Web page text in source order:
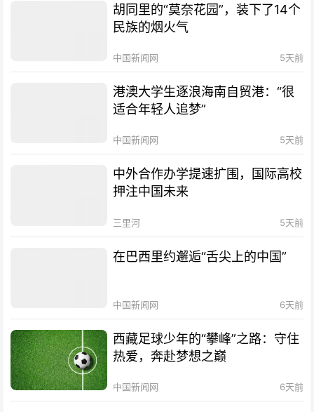
胡同里的“莫奈花园”，装下了14个
民族的烟火气
中国新闻网 5天前
港澳大学生逐浪海南自贸港：“很
适合年轻人追梦”
中国新闻网 5天前
中外合作办学提速扩围，国际高校
押注中国未来
三里河 5天前
在巴西里约邂逅“舌尖上的中国”
中国新闻网 6天前
西藏足球少年的“攀峰”之路：守住
热爱，奔赴梦想之巅
中国新闻网 6天前